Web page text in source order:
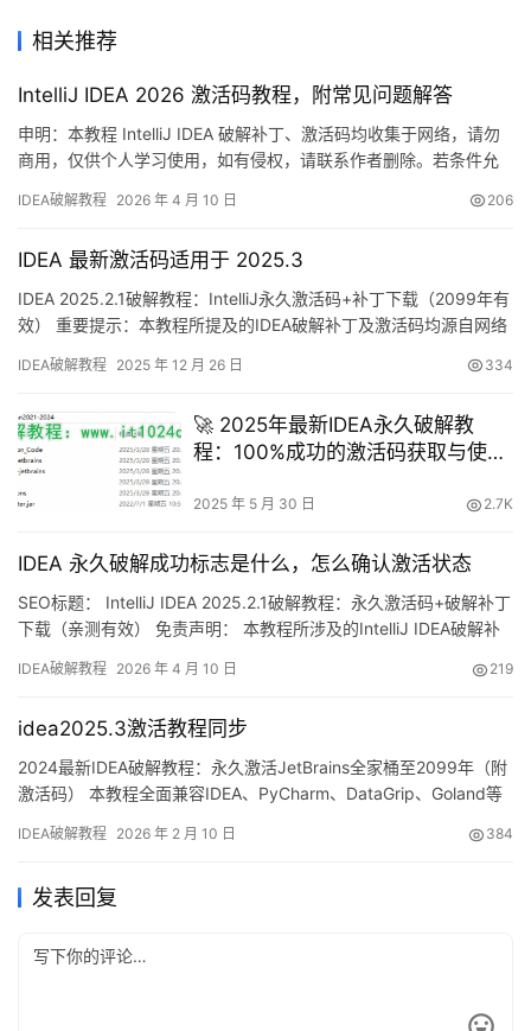
相关推荐
IntelliJ IDEA 2026 激活码教程，附常见问题解答
申明：本教程 IntelliJ IDEA 破解补丁、激活码均收集于网络，请勿
商用，仅供个人学习使用，如有侵权，请联系作者删除。若条件允
解成功的截图，如下图，可以看到已经成功破解到 2099 年辣，舒
IDEA。 如果觉得破解…
IDEA破解教程 2026 年 4 月 10 日 206
IDEA 最新激活码适用于 2025.3
IDEA 2025.2.1破解教程：IntelliJ永久激活码+补丁下载（2099年有
效） 重要提示：本教程所提及的IDEA破解补丁及激活码均源自网络
容产生任何法律问题，需自行承担责任。建议经济条件允许的用户
面截图，可以看到授权…
IDEA破解教程 2025 年 12 月 26 日 334
🚀 2025年最新IDEA永久破解教
程：100%成功的激活码获取与使用
2025 年 5 月 30 日 2.7K
IDEA 永久破解成功标志是什么，怎么确认激活状态
SEO标题： IntelliJ IDEA 2025.2.1破解教程：永久激活码+破解补丁
下载（亲测有效） 免责声明： 本教程所涉及的IntelliJ IDEA破解补
商业用途。若涉及侵权问题，请联系作者删除。条件允许的情况
202…
IDEA破解教程 2026 年 4 月 10 日 219
idea2025.3激活教程同步
2024最新IDEA破解教程：永久激活JetBrains全家桶至2099年（附
激活码） 本教程全面兼容IDEA、PyCharm、DataGrip、Goland等
界面截图，如下图所示，激活有效期至2099年，非常给力！ 接下
209…
IDEA破解教程 2026 年 2 月 10 日 384
发表回复